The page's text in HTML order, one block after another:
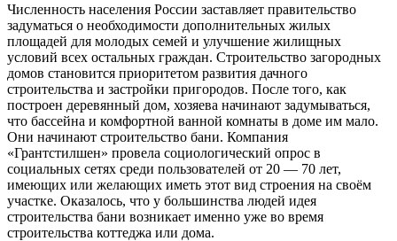
Численность населения России заставляет правительство
задуматься о необходимости дополнительных жилых
площадей для молодых семей и улучшение жилищных
условий всех остальных граждан. Строительство загородных
домов становится приоритетом развития дачного
строительства и застройки пригородов. После того, как
построен деревянный дом, хозяева начинают задумываться,
что бассейна и комфортной ванной комнаты в доме им мало.
Они начинают строительство бани. Компания
«Грантстилшен» провела социологический опрос в
социальных сетях среди пользователей от 20 — 70 лет,
имеющих или желающих иметь этот вид строения на своём
участке. Оказалось, что у большинства людей идея
строительства бани возникает именно уже во время
строительства коттеджа или дома.